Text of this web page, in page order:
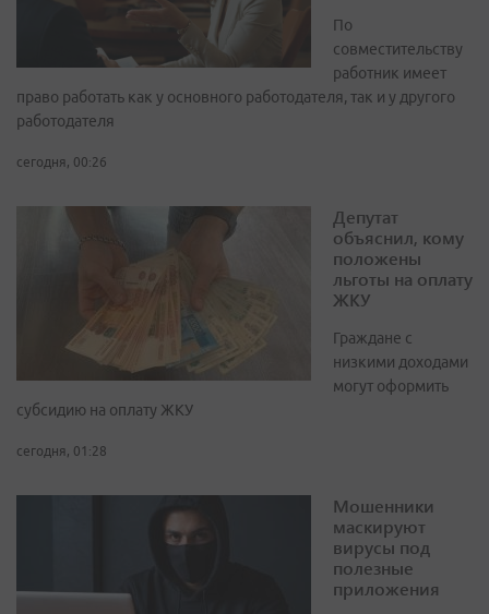
По
совместительству
работник имеет
право работать как у основного работодателя, так и у другого
работодателя
сегодня, 00:26
Депутат
объяснил, кому
положены
льготы на оплату
ЖКУ
Граждане с
низкими доходами
могут оформить
субсидию на оплату ЖКУ
сегодня, 01:28
Мошенники
маскируют
вирусы под
полезные
приложения